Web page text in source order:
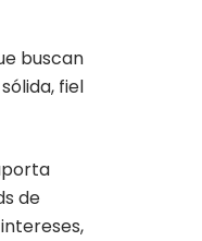
buscan
fiel
de